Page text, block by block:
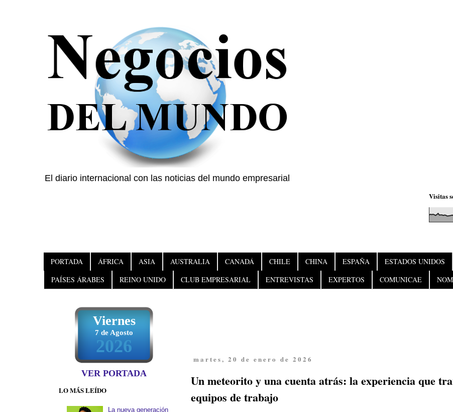
El diario internacional con las noticias del mundo empresarial
Visitas
PORTADA ÁFRICA ASIA AUSTRALIA CANADÁ CHILE CHINA ESPAÑA ESTADOS UNIDOS
PAÍSES ÁRABES
REINO UNIDO CLUB EMPRESARIAL ENTREVISTAS EXPERTOS COMUNICAE
martes, 20 de enero de 2026
Un meteorito y una cuenta atrás: la experiencia que
equipos de trabajo
Viernes
7 de Agosto
2026
VER PORTADA
LO MÁS LEÍDO
La nueva generación